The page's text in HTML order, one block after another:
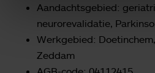
Aandachtsgebied:
neurorevalidatie,
Werkgebied:
Zeddam